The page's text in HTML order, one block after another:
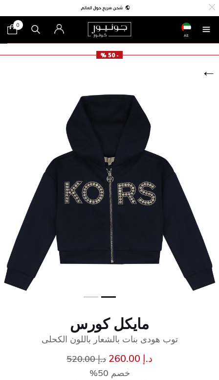
AE
0
- 50 %
مايكل كورس
توب هودى بنات بالشعار باللون الكحلى
د.إ 260.00 سعر مخفض مند.إ 520.00
خصم 50%